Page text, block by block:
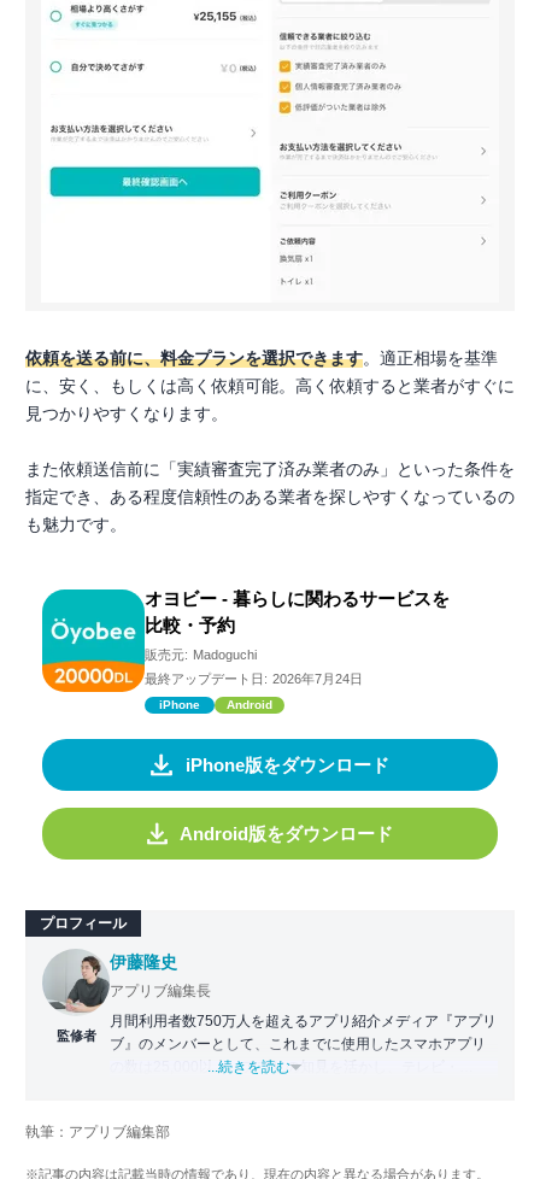
依頼を送る前に、料金プランを選択できます。適正相場を基準
に、安く、もしくは高く依頼可能。高く依頼すると業者がすぐに
見つかりやすくなります。
また依頼送信前に「実績審査完了済み業者のみ」といった条件を
指定でき、ある程度信頼性のある業者を探しやすくなっているの
も魅力です。
オヨビー - 暮らしに関わるサービスを
比較・予約
販売元: Madoguchi
最終アップデート日: 2026年7月24日
iPhone Android
iPhone版をダウンロード
Android版をダウンロード
プロフィール
監修者
伊藤隆史
アプリブ編集長
月間利用者数750万人を超えるアプリ紹介メディア『アプリ
ブ』のメンバーとして、これまでに使用したスマホアプリ
の数は25,000以上。アプリの知見を活かし、テレビ・
化アプリの紹介）、TBS『サタプラ』（スマホライフが変
...続きを読む
執筆：アプリブ編集部
※記事の内容は記載当時の情報であり、現在の内容と異なる場合があります。